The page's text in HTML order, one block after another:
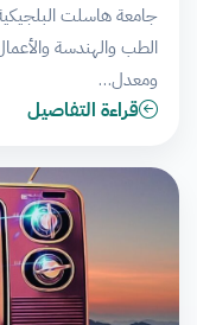
الطب والهندسة
ومعدل…
قراءة التفاصيل